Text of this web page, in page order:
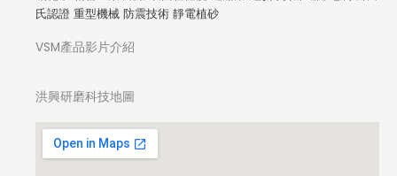
氏認證 重型機械 防震技術 靜電植砂
VSM產品影片介紹
洪興研磨科技地圖